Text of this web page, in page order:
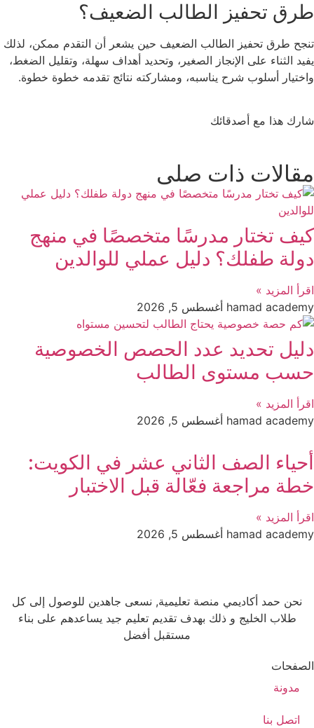
طرق تحفيز الطالب الضعيف؟
تنجح طرق تحفيز الطالب الضعيف حين يشعر أن التقدم ممكن، لذلك
يفيد الثناء على الإنجاز الصغير، وتحديد أهداف سهلة، وتقليل الضغط،
واختيار أسلوب شرح يناسبه، ومشاركته نتائج تقدمه خطوة خطوة.
شارك هذا مع أصدقائك
مقالات ذات صلى
كيف تختار مدرسًا متخصصًا في منهج
دولة طفلك؟ دليل عملي للوالدين
اقرأ المزيد »
hamad academy أغسطس 5, 2026
دليل تحديد عدد الحصص الخصوصية
حسب مستوى الطالب
اقرأ المزيد »
hamad academy أغسطس 5, 2026
أحياء الصف الثاني عشر في الكويت:
خطة مراجعة فعّالة قبل الاختبار
اقرأ المزيد »
hamad academy أغسطس 5, 2026
نحن حمد أكاديمي منصة تعليمية, نسعى جاهدين للوصول إلى كل
طلاب الخليج و ذلك بهدف تقديم تعليم جيد يساعدهم على بناء
مستقبل أفضل
الصفحات
مدونة
اتصل بنا